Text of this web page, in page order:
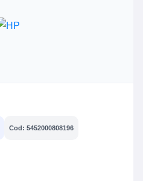
Cod: 5452000808196